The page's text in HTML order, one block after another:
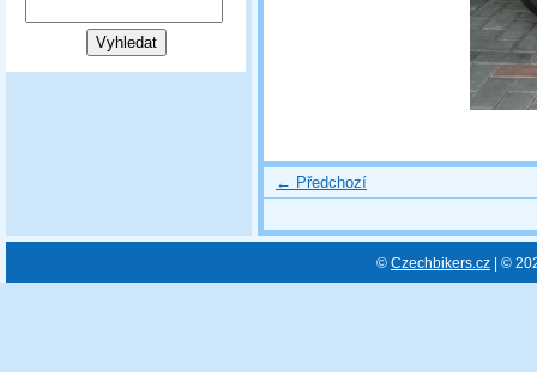
← Předchozí
© Czechbikers.cz | ©